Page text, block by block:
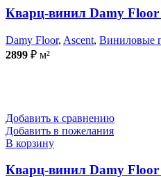
Кварц-винил Damy Floor
Damy Floor, Ascent, Виниловые
2899 ₽ м²
Добавить к сравнению
Добавить в пожелания
В корзину
Кварц-винил Damy